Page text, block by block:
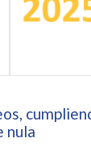
nula